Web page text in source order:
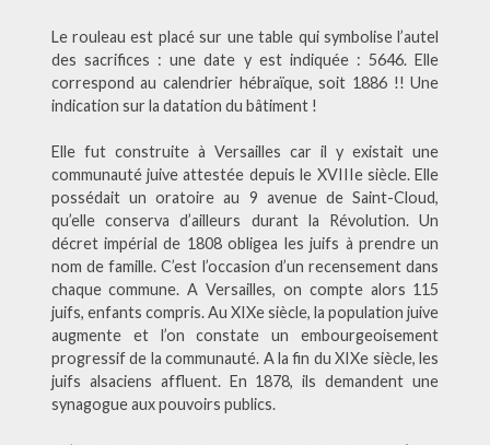
Le rouleau est placé sur une table qui symbolise l’autel
des sacrifices : une date y est indiquée : 5646. Elle
correspond au calendrier hébraïque, soit 1886 !! Une
indication sur la datation du bâtiment !
Elle fut construite à Versailles car il y existait une
communauté juive attestée depuis le XVIIIe siècle. Elle
possédait un oratoire au 9 avenue de Saint-Cloud,
qu’elle conserva d’ailleurs durant la Révolution. Un
décret impérial de 1808 obligea les juifs à prendre un
nom de famille. C’est l’occasion d’un recensement dans
chaque commune. A Versailles, on compte alors 115
juifs, enfants compris. Au XIXe siècle, la population juive
augmente et l’on constate un embourgeoisement
progressif de la communauté. A la fin du XIXe siècle, les
juifs alsaciens affluent. En 1878, ils demandent une
synagogue aux pouvoirs publics.